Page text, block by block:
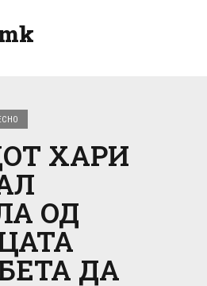
ХАРИ
ОД
ДА